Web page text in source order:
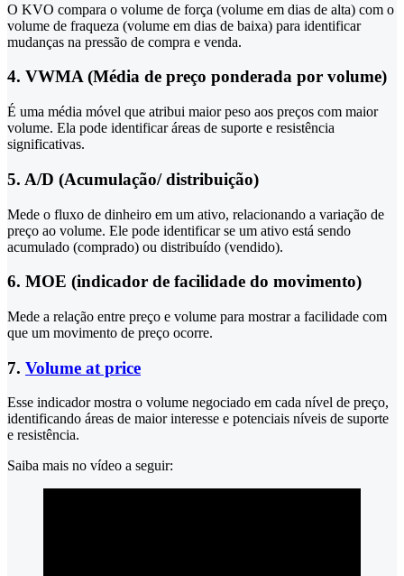
O KVO compara o volume de força (volume em dias de alta) com o
volume de fraqueza (volume em dias de baixa) para identificar
mudanças na pressão de compra e venda.
4. VWMA (Média de preço ponderada por volume)
É uma média móvel que atribui maior peso aos preços com maior
volume. Ela pode identificar áreas de suporte e resistência
significativas.
5. A/D (Acumulação/ distribuição)
Mede o fluxo de dinheiro em um ativo, relacionando a variação de
preço ao volume. Ele pode identificar se um ativo está sendo
acumulado (comprado) ou distribuído (vendido).
6. MOE (indicador de facilidade do movimento)
Mede a relação entre preço e volume para mostrar a facilidade com
que um movimento de preço ocorre.
7. Volume at price
Esse indicador mostra o volume negociado em cada nível de preço,
identificando áreas de maior interesse e potenciais níveis de suporte
e resistência.
Saiba mais no vídeo a seguir: